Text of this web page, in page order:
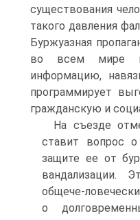
существования
такого давления
Буржуазная
во всем мире
информацию,
программирует
гражданскую и
На съезде
ставит вопрос
защите ее от
вандализации.
общече-
о